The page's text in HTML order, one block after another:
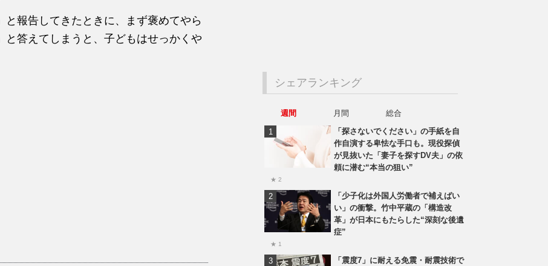
報告してきたときに、まず褒めてやら
答えてしまうと、子どもはせっかくや
シェアランキング
週間 月間
総合
「探さないでください」の手紙を自
作自演する卑怯な手口も。現役探偵
が見抜いた「妻子を探すDV夫」の依
頼に潜む“本当の狙い”
★ 2
「少子化は外国人労働者で補えばい
い」の衝撃。竹中平蔵の「構造改
革」が日本にもたらした“深刻な後遺
症”
★ 1
「震度7」に耐える免震・耐震技術で